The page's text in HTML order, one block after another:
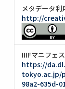
メタデータ利
http://
IIIFマニフェ
https://
tokyo.ac.jp/
98a2-635d-